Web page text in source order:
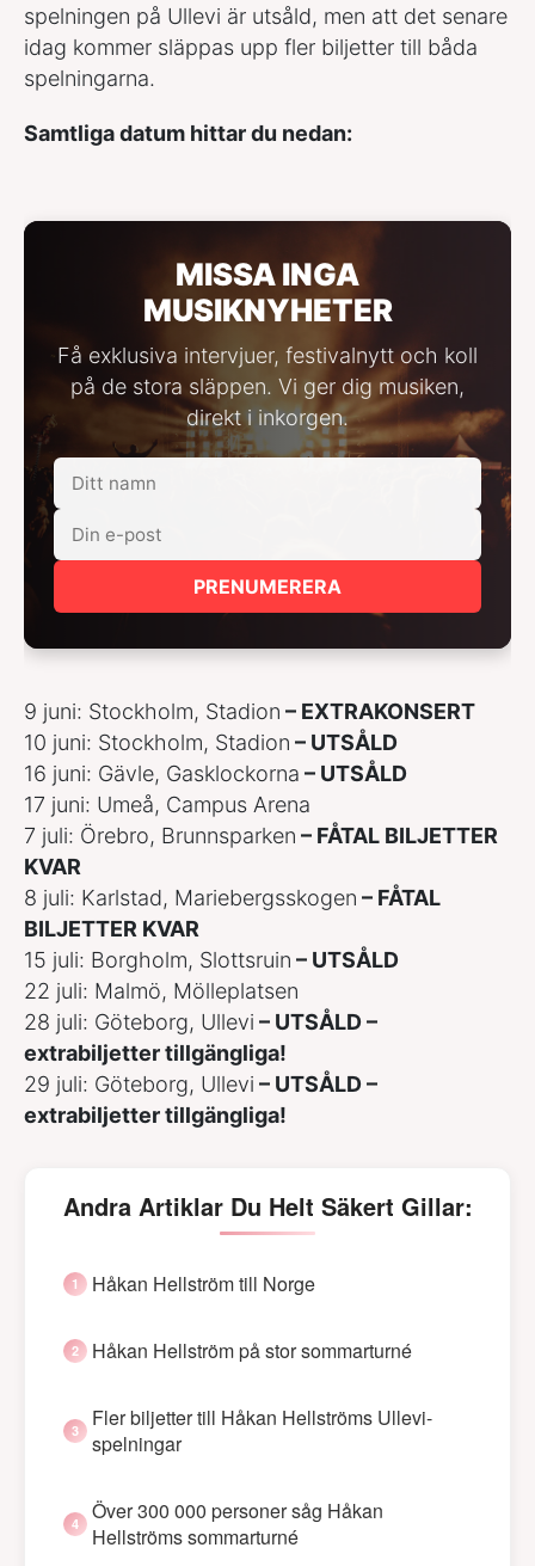
spelningen på Ullevi är utsåld, men att det senare
idag kommer släppas upp fler biljetter till båda
spelningarna.
Samtliga datum hittar du nedan:
MISSA INGA
MUSIKNYHETER
Få exklusiva intervjuer, festivalnytt och koll
på de stora släppen. Vi ger dig musiken,
direkt i inkorgen.
PRENUMERERA
9 juni: Stockholm, Stadion – EXTRAKONSERT
10 juni: Stockholm, Stadion – UTSÅLD
16 juni: Gävle, Gasklockorna – UTSÅLD
17 juni: Umeå, Campus Arena
7 juli: Örebro, Brunnsparken – FÅTAL BILJETTER
KVAR
8 juli: Karlstad, Mariebergsskogen – FÅTAL
BILJETTER KVAR
15 juli: Borgholm, Slottsruin – UTSÅLD
22 juli: Malmö, Mölleplatsen
28 juli: Göteborg, Ullevi – UTSÅLD –
extrabiljetter tillgängliga!
29 juli: Göteborg, Ullevi – UTSÅLD –
extrabiljetter tillgängliga!
Andra Artiklar Du Helt Säkert Gillar:
Håkan Hellström till Norge
Håkan Hellström på stor sommarturné
Fler biljetter till Håkan Hellströms Ullevi-
spelningar
Över 300 000 personer såg Håkan
Hellströms sommarturné